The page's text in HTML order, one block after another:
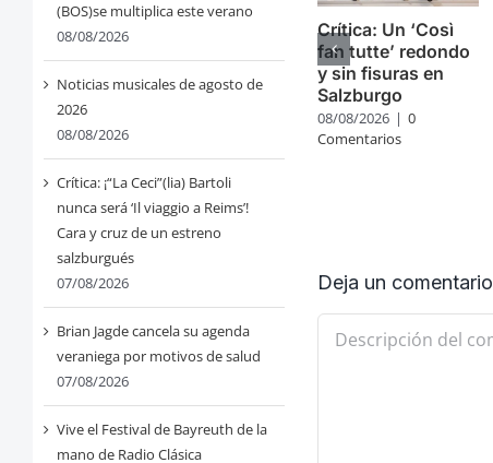
(BOS)se multiplica este verano
08/08/2026
Noticias musicales de agosto de
2026
08/08/2026
Crítica: ¡“La Ceci”(lia) Bartoli
nunca será ‘Il viaggio a Reims’!
Cara y cruz de un estreno
salzburgués
07/08/2026
Brian Jagde cancela su agenda
veraniega por motivos de salud
07/08/2026
Vive el Festival de Bayreuth de la
mano de Radio Clásica
Crítica: Un ‘Così
fan tutte’ redondo
y sin fisuras en
Salzburgo
08/08/2026 | 0
Comentarios
Deja un comentario
Comentario